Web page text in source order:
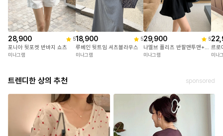
28,900 5
포니아 뒷포켓 반바지 쇼츠
미나그램
18,900 5
루베인 뒷트임 셔츠블라우스
미나그램
29,900 5
나엘브 플리츠 반팔맨투맨+치마반바지세트
미나그램
르로
미나
트렌디한 상의 추천 sponsored